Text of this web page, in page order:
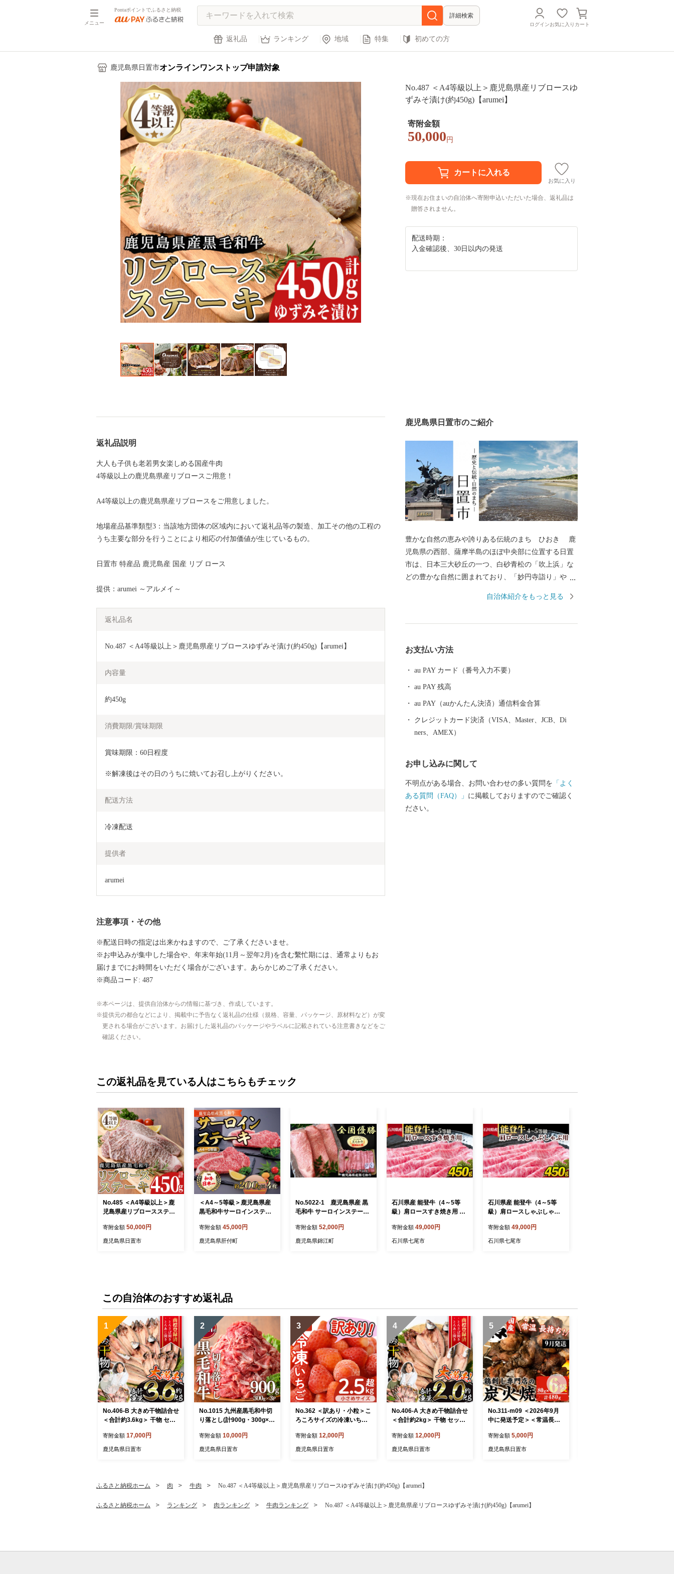
メニュー
Pontaポイントでふるさと納税
詳細検索
ログインお気に入り カート
返礼品 ランキング 地域 特集 初めての方
鹿児島県日置市オンラインワンストップ申請対象
No.487 ＜A4等級以上＞鹿児島県産リブロースゆ
ずみそ漬け(約450g)【arumei】
寄附金額
50,000 円
お気に入り
現在お住まいの自治体へ寄附申込いただいた場合、返礼品は
贈答されません。
配送時期：
入金確認後、30日以内の発送
返礼品説明
大人も子供も老若男女楽しめる国産牛肉
4等級以上の鹿児島県産リブロースご用意！
A4等級以上の鹿児島県産リブロースをご用意しました。
地場産品基準類型3：当該地方団体の区域内において返礼品等の製造、加工その他の工程の
うち主要な部分を行うことにより相応の付加価値が生じているもの。
日置市 特産品 鹿児島産 国産 リブ ロース
提供：arumei ～アルメイ～
返礼品名
No.487 ＜A4等級以上＞鹿児島県産リブロースゆずみそ漬け(約450g)【arumei】
内容量
約450g
消費期限/賞味期限
賞味期限：60日程度
※解凍後はその日のうちに焼いてお召し上がりください。
配送方法
冷凍配送
提供者
arumei
注意事項・その他
※配送日時の指定は出来かねますので、ご了承くださいませ。
※お申込みが集中した場合や、年末年始(11月～翌年2月)を含む繫忙期には、通常よりもお
届けまでにお時間をいただく場合がございます。あらかじめご了承ください。
※商品コード: 487
本ページは、提供自治体からの情報に基づき、作成しています。
提供元の都合などにより、掲載中に予告なく返礼品の仕様（規格、容量、パッケージ、原材料など）が変
更される場合がございます。お届けした返礼品のパッケージやラベルに記載されている注意書きなどをご
確認ください。
鹿児島県日置市のご紹介
豊かな自然の恵みや誇りある伝統のまち ひおき 鹿
児島県の西部、薩摩半島のほぼ中央部に位置する日置
市は、日本三大砂丘の一つ、白砂青松の「吹上浜」な
どの豊かな自然に囲まれており、「妙円寺詣り」や
統行事と400年の歴史を誇る「薩摩焼」や優れた泉質を
市産オリーブのブランド確立を産官金連携で目指して
います。 豊かな自然や歴史あふれる日置市から自慢
自治体紹介をもっと見る
お支払い方法
au PAY カード（番号入力不要）
au PAY 残高
au PAY（auかんたん決済）通信料金合算
クレジットカード決済（VISA、Master、JCB、Di
ners、AMEX）
お申し込みに関して
不明点がある場合、お問い合わせの多い質問を 「よく
ある質問（FAQ）」 に掲載しておりますのでご確認く
ださい。
この返礼品を見ている人はこちらもチェック
No.485 ＜A4等級以上＞鹿
児島県産リブロースステー
寄附金額 50,000円
鹿児島県日置市
＜A4～5等級＞鹿児島県産
黒毛和牛サーロインステー
寄附金額 45,000円
鹿児島県肝付町
No.5022-1 鹿児島県産 黒
毛和牛 サーロインステーキ
ース（A4等級） （しゃぶ・
すき用）
寄附金額 52,000円
鹿児島県錦江町
石川県産 能登牛（4～5等
級）肩ロースすき焼き用 45
寄附金額 49,000円
石川県七尾市
石川県産 能登牛（4～5等
級）肩ロースしゃぶしゃぶ
寄附金額 49,000円
石川県七尾市
この自治体のおすすめ返礼品
1
No.406-B 大きめ干物詰合せ
＜合計約3.6kg＞ 干物 セッ
類 魚 あじ さば おかず おつ
まみ お楽しみ 【みのだ食
寄附金額 17,000円
鹿児島県日置市
2
No.1015 九州産黒毛和牛切
り落とし(計900g・300g×3
産 九州産 小分け お肉 牛丼
野菜炒め カレー【LRプラス
寄附金額 10,000円
鹿児島県日置市
3
No.362 ＜訳あり・小粒＞こ
ろころサイズの冷凍いちご
アリ イチゴ 苺 冷凍 果物 フ
ルーツ 国産 鹿児島県産 減
寄附金額 12,000円
鹿児島県日置市
4
No.406-A 大きめ干物詰合せ
＜合計約2kg＞ 干物 セット
魚 あじ さば おかず おつま
み お楽しみ 【みのだ食品】
寄附金額 12,000円
鹿児島県日置市
5
No.311-m09 ＜2026年9月
中に発送予定＞＜常温長持
鶏使用！鹿児島の鶏刺し専
門店の鶏の炭火焼き(80g×6
寄附金額 5,000円
鹿児島県日置市
ふるさと納税ホーム 肉 牛肉 No.487 ＜A4等級以上＞鹿児島県産リブロースゆずみそ漬け(約450g)【arumei】
ふるさと納税ホーム ランキング 肉ランキング 牛肉ランキング No.487 ＜A4等級以上＞鹿児島県産リブロースゆずみそ漬け(約450g)【arumei】